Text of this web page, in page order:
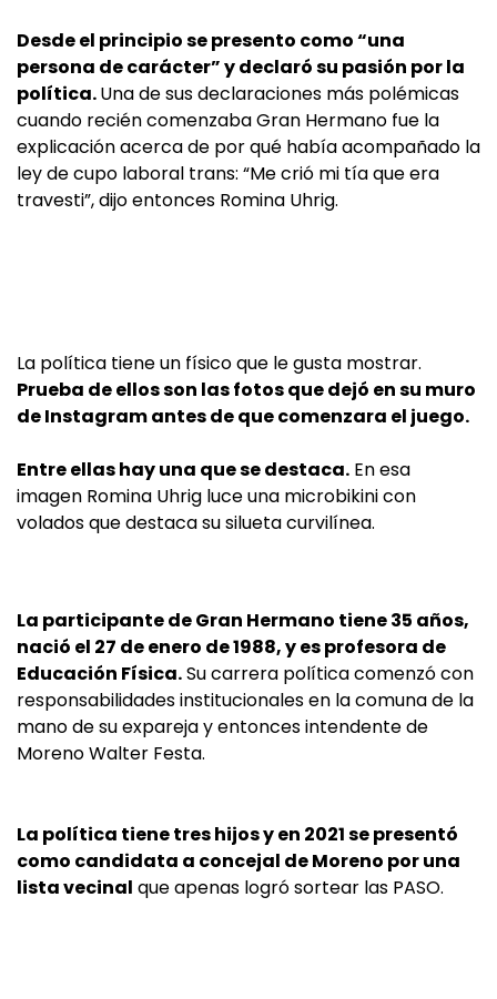
Desde el principio se presento como “una
persona de carácter” y declaró su pasión por la
política.Una de sus declaraciones más polémicas
cuando recién comenzaba Gran Hermano fue la
explicación acerca de por qué había acompañado la
ley de cupo laboral trans: “Me crió mi tía que era
travesti”, dijo entonces Romina Uhrig.
La política tiene un físico que le gusta mostrar.
Prueba de ellos son las fotos que dejó en su muro
de Instagram antes de que comenzara el juego.
Entre ellas hay una que se destaca. En esa
imagen Romina Uhrig luce una microbikini con
volados que destaca su silueta curvilínea.
La participante de Gran Hermano tiene 35 años,
nació el 27 de enero de 1988, y es profesora de
Educación Física.Su carrera política comenzó con
responsabilidades institucionales en la comuna de la
mano de su expareja y entonces intendente de
Moreno Walter Festa.
La política tiene tres hijos y en 2021 se presentó
como candidata a concejal de Moreno por una
lista vecinal que apenas logró sortear las PASO.